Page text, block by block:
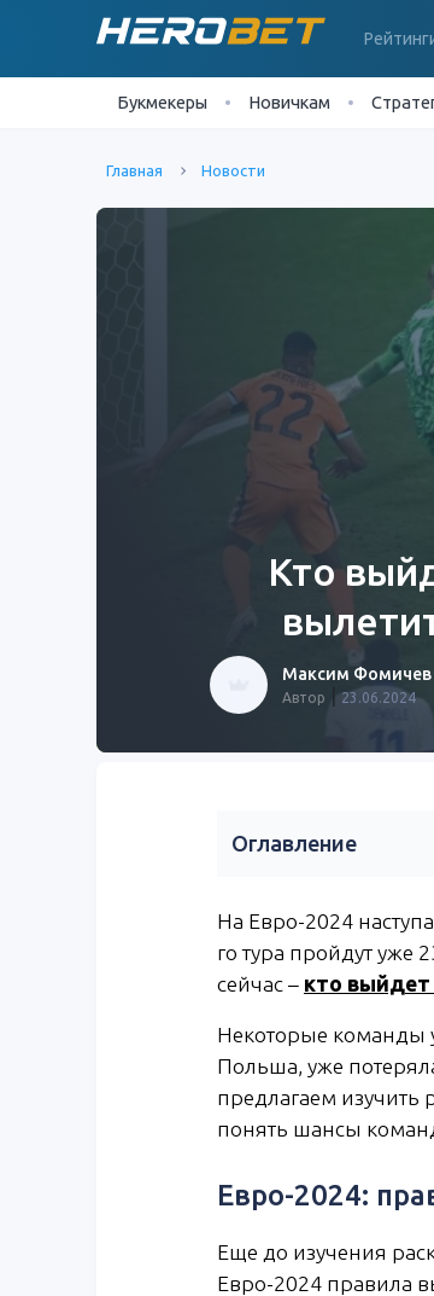
Букмекеры Новичкам
Главная Новости
Кто
Максим Фомичев
Автор 23.06.2024
Оглавление
На Евро-2024
го тура пройдут
сейчас – кто выйдет
Некоторые команды
Польша, уже
предлагаем изучить
понять шансы
Евро-2024:
Еще до изучения
Евро-2024 правила